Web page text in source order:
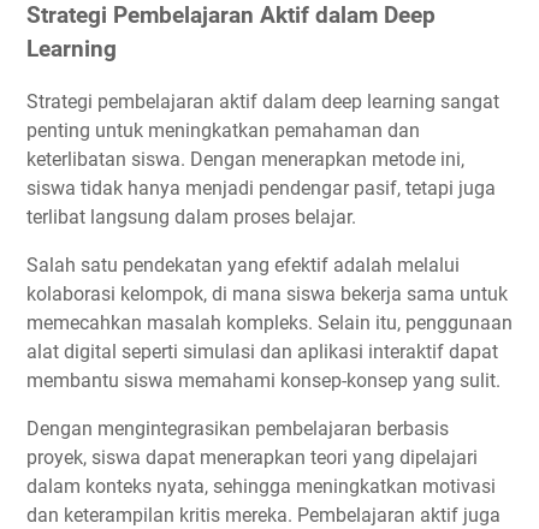
Strategi Pembelajaran Aktif dalam Deep
Learning
Strategi pembelajaran aktif dalam deep learning sangat
penting untuk meningkatkan pemahaman dan
keterlibatan siswa. Dengan menerapkan metode ini,
siswa tidak hanya menjadi pendengar pasif, tetapi juga
terlibat langsung dalam proses belajar.
Salah satu pendekatan yang efektif adalah melalui
kolaborasi kelompok, di mana siswa bekerja sama untuk
memecahkan masalah kompleks. Selain itu, penggunaan
alat digital seperti simulasi dan aplikasi interaktif dapat
membantu siswa memahami konsep-konsep yang sulit.
Dengan mengintegrasikan pembelajaran berbasis
proyek, siswa dapat menerapkan teori yang dipelajari
dalam konteks nyata, sehingga meningkatkan motivasi
dan keterampilan kritis mereka. Pembelajaran aktif juga